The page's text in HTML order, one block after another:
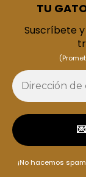
TU
Suscríbete
¡No hacemos